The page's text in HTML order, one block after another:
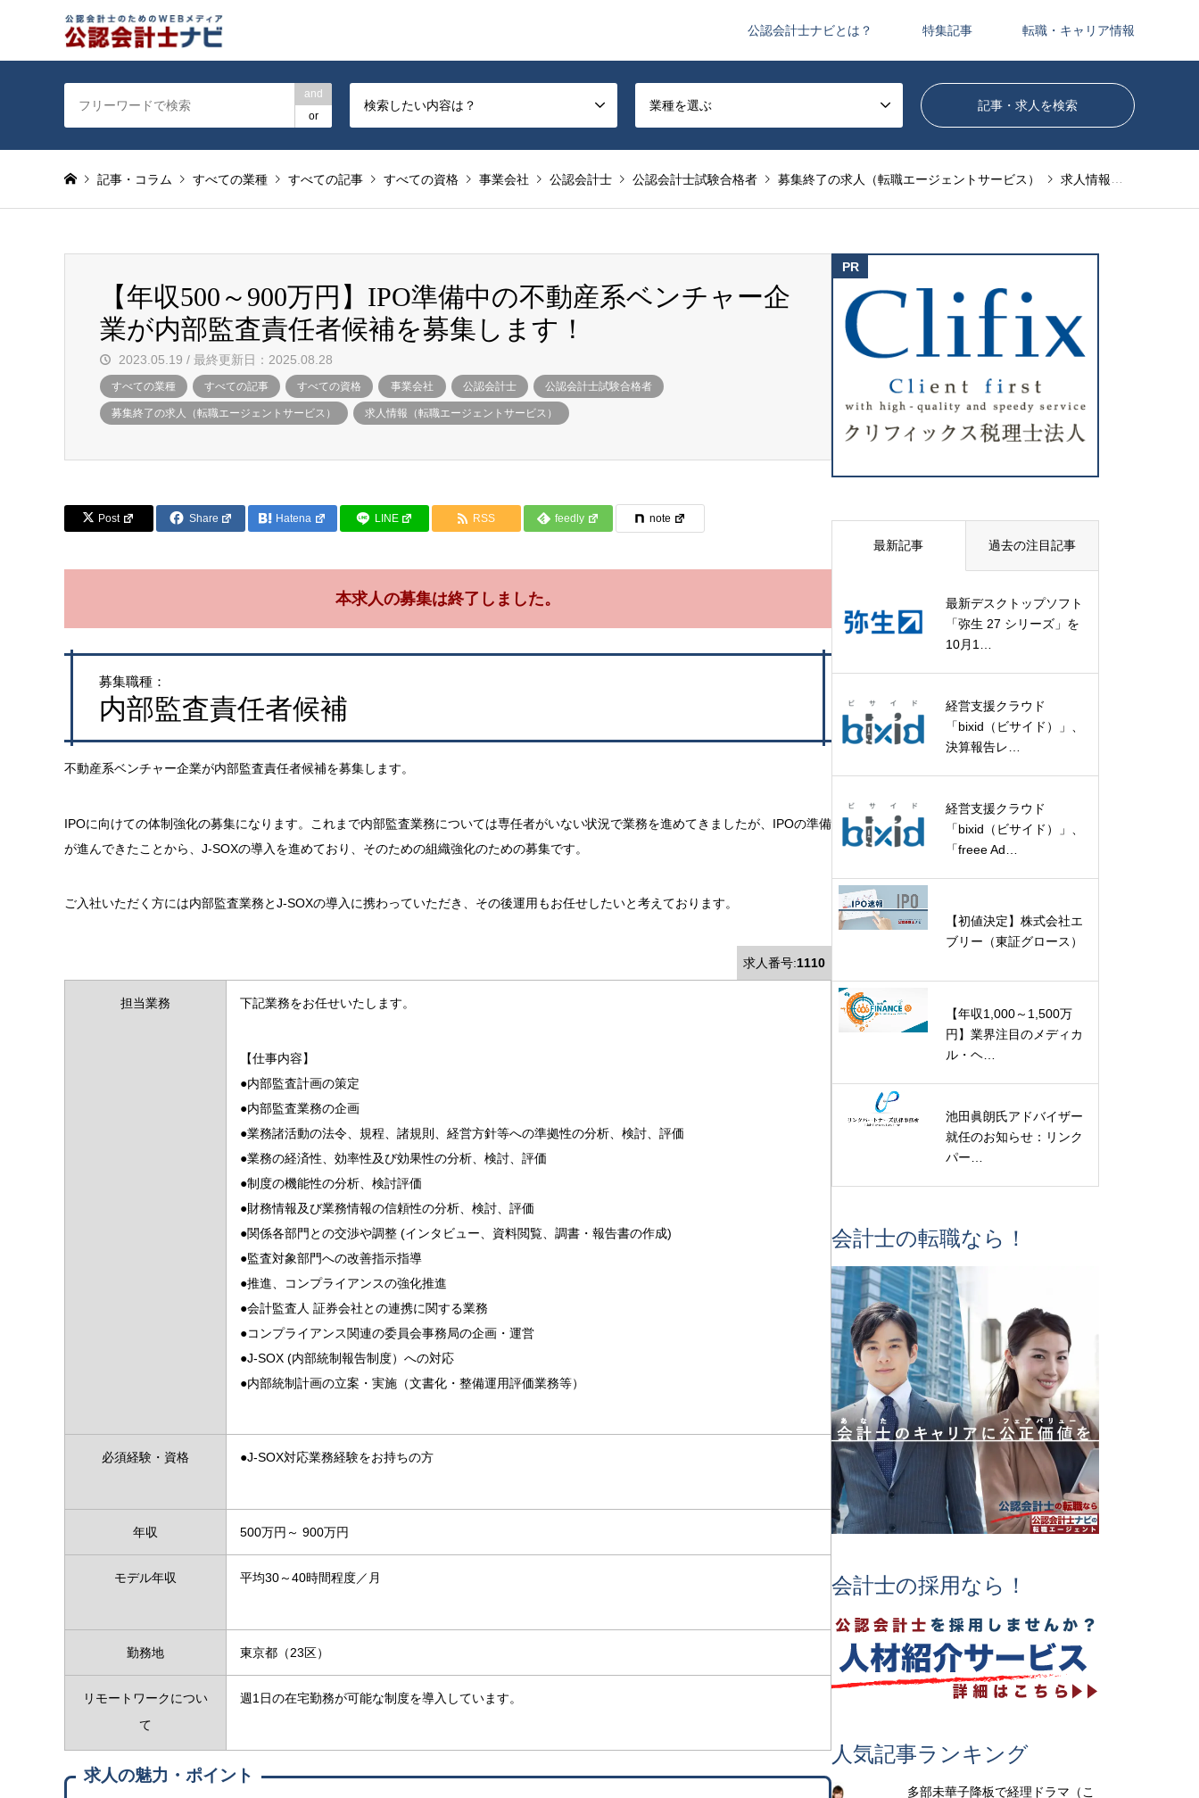
公認会計士ナビとは？ 特集記事 転職・キャリア情報
and
or
検索したい内容は？ 業種を選ぶ
記事・コラム すべての業種 すべての記事 すべての資格 事業会社 公認会計士 公認会計士試験合格者 募集終了の求人（転職エージェントサービス） 求人情報（転職エージェントサービス）
【年収500～900万円】IPO準備中の不動産系ベンチャー企
業が内部監査責任者候補を募集します！
2023.05.19 / 最終更新日：2025.08.28
すべての業種 すべての記事 すべての資格 事業会社 公認会計士 公認会計士試験合格者
募集終了の求人（転職エージェントサービス） 求人情報（転職エージェントサービス）
Post Share Hatena LINE RSS feedly note
本求人の募集は終了しました。
募集職種：
内部監査責任者候補
不動産系ベンチャー企業が内部監査責任者候補を募集します。
IPOに向けての体制強化の募集になります。これまで内部監査業務については専任者がいない状況で業務を進めてきましたが、IPOの準備
が進んできたことから、J-SOXの導入を進めており、そのための組織強化のための募集です。
ご入社いただく方には内部監査業務とJ-SOXの導入に携わっていただき、その後運用もお任せしたいと考えております。
求人番号:1110
担当業務 下記業務をお任せいたします。
【仕事内容】
●内部監査計画の策定
●内部監査業務の企画
●業務諸活動の法令、規程、諸規則、経営方針等への準拠性の分析、検討、評価
●業務の経済性、効率性及び効果性の分析、検討、評価
●制度の機能性の分析、検討評価
●財務情報及び業務情報の信頼性の分析、検討、評価
●関係各部門との交渉や調整 (インタビュー、資料閲覧、調書・報告書の作成)
●監査対象部門への改善指示指導
●推進、コンプライアンスの強化推進
●会計監査人 証券会社との連携に関する業務
●コンプライアンス関連の委員会事務局の企画・運営
●J-SOX (内部統制報告制度）への対応
●内部統制計画の立案・実施（文書化・整備運用評価業務等）
必須経験・資格 ●J-SOX対応業務経験をお持ちの方
年収 500万円～ 900万円
モデル年収 平均30～40時間程度／月
勤務地 東京都（23区）
リモートワークについ
て
週1日の在宅勤務が可能な制度を導入しています。
求人の魅力・ポイント
最新記事 過去の注目記事
最新デスクトップソフト
「弥生 27 シリーズ」を
10月1…
経営支援クラウド
「bixid（ビサイド）」、
決算報告レ…
経営支援クラウド
「bixid（ビサイド）」、
「freee Ad…
【初値決定】株式会社エ
ブリー（東証グロース）
【年収1,000～1,500万
円】業界注目のメディカ
ル・ヘ…
池田眞朗氏アドバイザー
就任のお知らせ：リンク
パー…
会計士の転職なら！
会計士の採用なら！
人気記事ランキング
多部未華子降板で経理ドラマ（こ